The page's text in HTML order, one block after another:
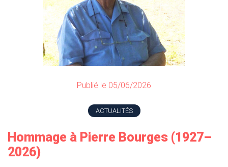
Publié le 05/06/2026
ACTUALITÉS
Hommage à Pierre Bourges (1927–
2026)